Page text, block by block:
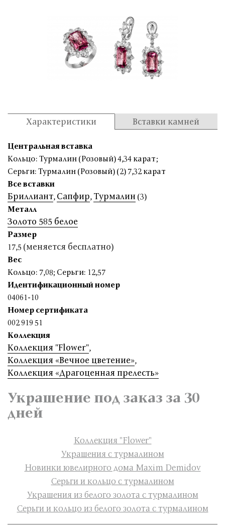
Характеристики Вставки камней
Центральная вставка
Кольцо: Турмалин (Розовый) 4,34 карат;
Серьги: Турмалин (Розовый) (2) 7,32 карат
Все вставки
Бриллиант, Сапфир, Турмалин (3)
Металл
Золото 585 белое
Размер
17,5 (меняется бесплатно)
Вес
Кольцо: 7,08; Серьги: 12,57
Идентификационный номер
04061-10
Номер сертификата
002 919 51
Коллекция
Коллекция "Flower",
Коллекция «Вечное цветение»,
Коллекция «Драгоценная прелесть»
Украшение под заказ за 30
дней
Коллекция "Flower"
Украшения с турмалином
Новинки ювелирного дома Maxim Demidov
Серьги и кольцо с турмалином
Украшения из белого золота с турмалином
Серьги и кольцо из белого золота с турмалином